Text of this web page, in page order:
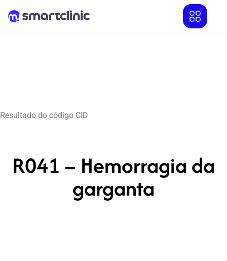
Resultado do código CID
R041 – Hemorragia da
garganta